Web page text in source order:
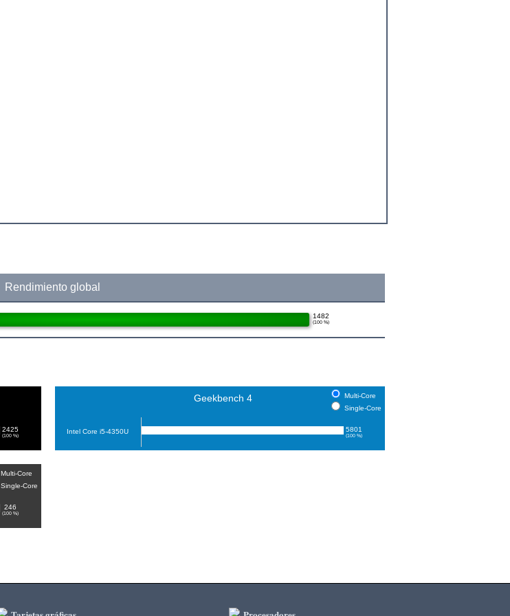
Rendimiento global
1482
(100 %)
2425
(100 %)
Geekbench 4
Multi-Core
Single-Core
Intel Core i5-4350U 5801
(100 %)
Multi-Core
Single-Core
246
(100 %)